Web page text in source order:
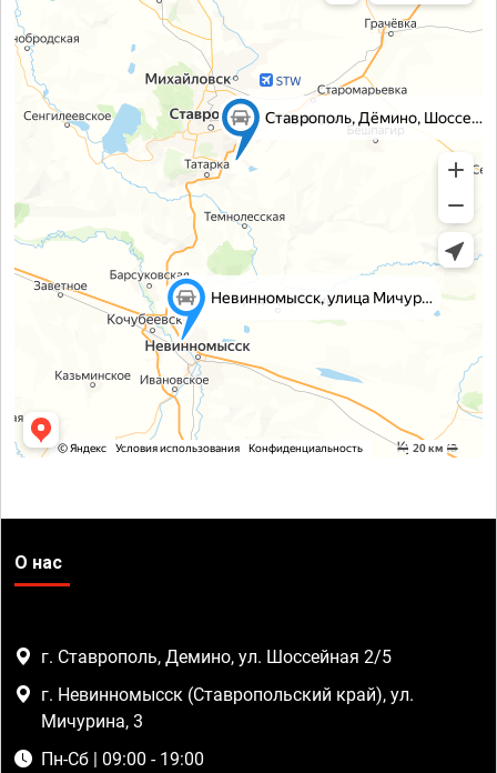
О нас
г. Ставрополь, Демино, ул. Шоссейная 2/5
г. Невинномысск (Ставропольский край), ул.
Мичурина, 3
Пн-Сб | 09:00 - 19:00